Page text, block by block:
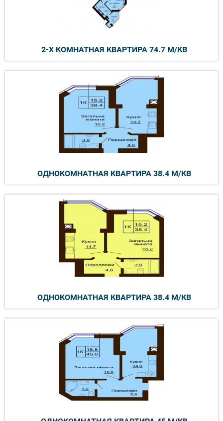
2-Х КОМНАТНАЯ КВАРТИРА 74.7 М/КВ
ОДНОКОМНАТНАЯ КВАРТИРА 38.4 М/КВ
ОДНОКОМНАТНАЯ КВАРТИРА 38.4 М/КВ